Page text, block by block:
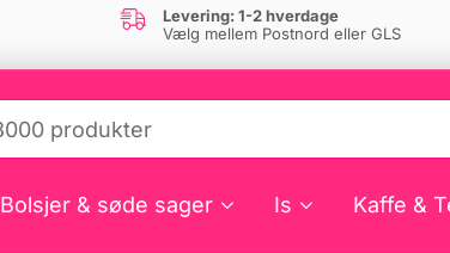
Levering: 1-2 hverdage
Vælg mellem Postnord eller GLS
Bolsjer & søde sager Is Kaffe &